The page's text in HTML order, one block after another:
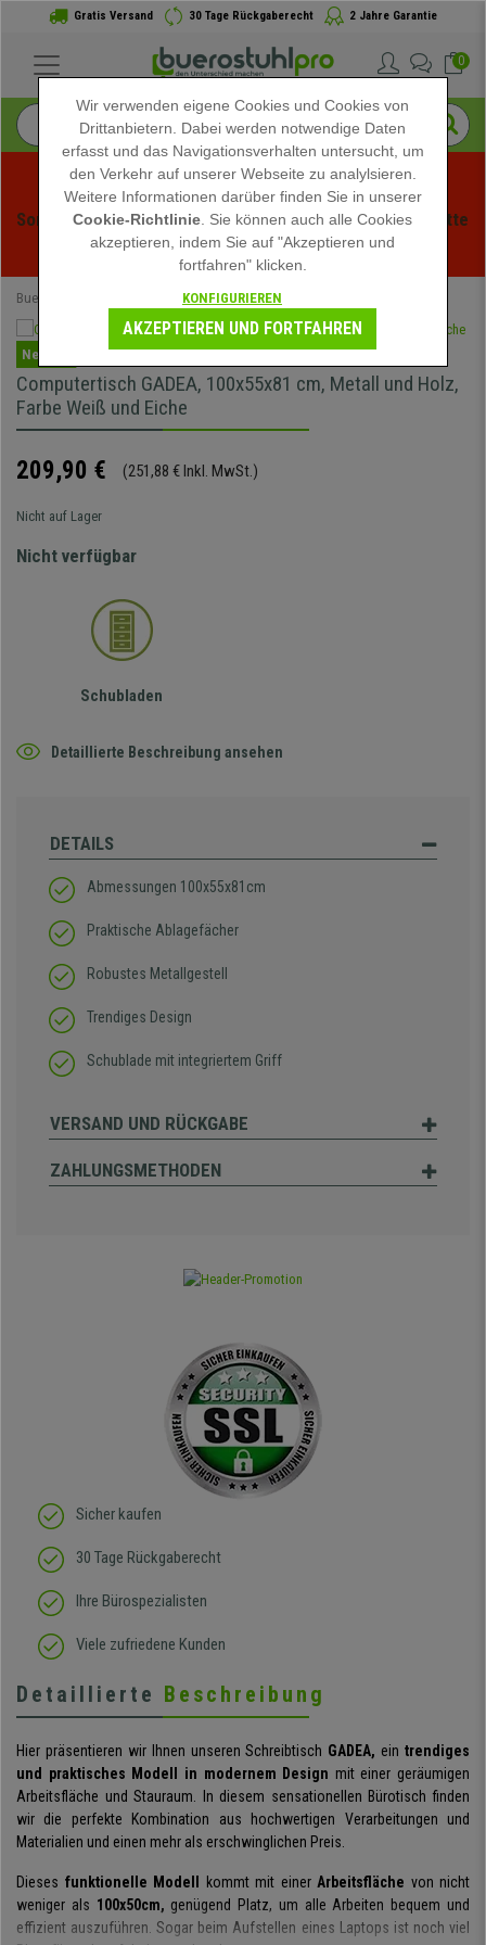
Gratis Versand 30 Tage Rückgaberecht 2 Jahre Garantie
0
Sommerschlussverauf bei buerstuhlpro! Exklusive Rabatte
für kurze Zeit - Aktion ansehen -
Buerostuhlpro Computertische
Neuheit
Computertisch GADEA, 100x55x81 cm, Metall und Holz,
Farbe Weiß und Eiche
209,90 € (251,88 € Inkl. MwSt.)
Nicht auf Lager
Nicht verfügbar
Schubladen
Detaillierte Beschreibung ansehen
DETAILS
Abmessungen 100x55x81cm
Praktische Ablagefächer
Robustes Metallgestell
Trendiges Design
Schublade mit integriertem Griff
VERSAND UND RÜCKGABE
ZAHLUNGSMETHODEN
Sicher kaufen
30 Tage Rückgaberecht
Ihre Bürospezialisten
Viele zufriedene Kunden
Detaillierte Beschreibung
Hier präsentieren wir Ihnen unseren Schreibtisch GADEA, ein trendiges
und praktisches Modell in modernem Design mit einer geräumigen
Arbeitsfläche und Stauraum. In diesem sensationellen Bürotisch finden
wir die perfekte Kombination aus hochwertigen Verarbeitungen und
Materialien und einen mehr als erschwinglichen Preis.
Dieses funktionelle Modell kommt mit einer Arbeitsfläche von nicht
weniger als 100x50cm, genügend Platz, um alle Arbeiten bequem und
effizient auszuführen. Sogar beim Aufstellen eines Laptops ist noch viel
Wir verwenden eigene Cookies und Cookies von
Drittanbietern. Dabei werden notwendige Daten
erfasst und das Navigationsverhalten untersucht, um
den Verkehr auf unserer Webseite zu analylsieren.
Weitere Informationen darüber finden Sie in unserer
Cookie-Richtlinie . Sie können auch alle Cookies
akzeptieren, indem Sie auf "Akzeptieren und
fortfahren" klicken.
KONFIGURIEREN
AKZEPTIEREN UND FORTFAHREN